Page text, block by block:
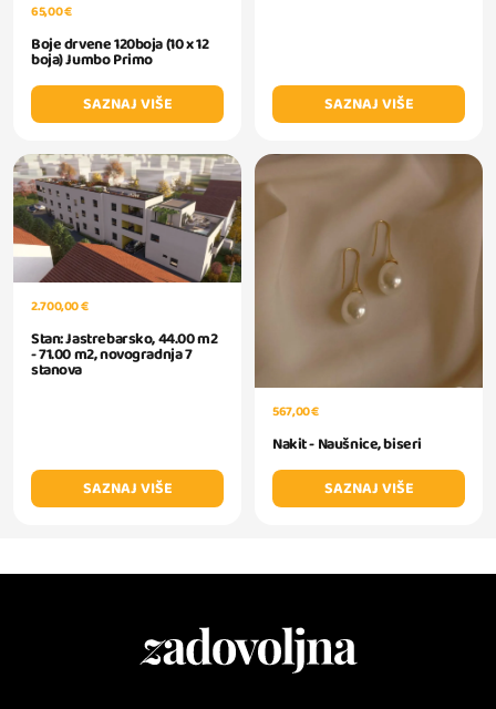
65,00 €
Boje drvene 120boja (10 x 12
boja) Jumbo Primo
SAZNAJ VIŠE
SAZNAJ VIŠE
2.700,00 €
Stan: Jastrebarsko, 44.00 m2
- 71.00 m2, novogradnja 7
stanova
SAZNAJ VIŠE
567,00 €
Nakit - Naušnice, biseri
SAZNAJ VIŠE